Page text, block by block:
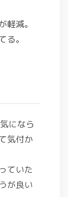
軽減。
。
になら
気付か
ていた
が良い